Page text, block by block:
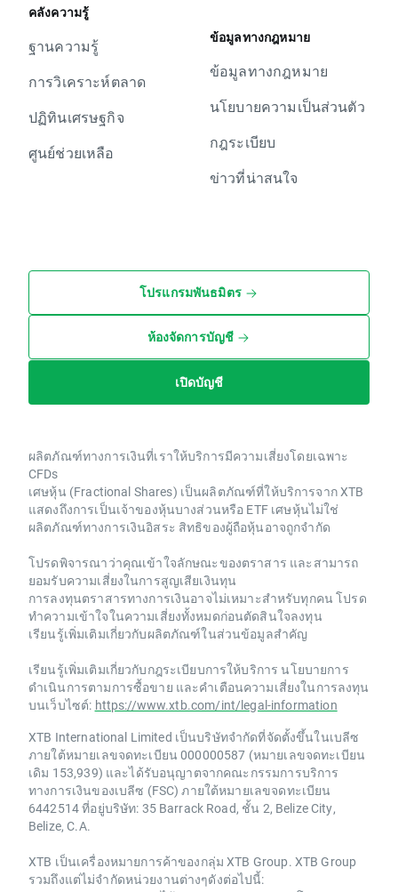
คลังความรู้
ฐานความรู้
การวิเคราะห์ตลาด
ปฏิทินเศรษฐกิจ
ศูนย์ช่วยเหลือ
ข้อมูลทางกฎหมาย
ข้อมูลทางกฎหมาย
นโยบายความเป็นส่วนตัว
กฎระเบียบ
ข่าวที่น่าสนใจ
โปรแกรมพันธมิตร
ห้องจัดการบัญชี
เปิดบัญชี
ผลิตภัณฑ์ทางการเงินที่เราให้บริการมีความเสี่ยงโดยเฉพาะ
CFDs
เศษหุ้น (Fractional Shares) เป็นผลิตภัณฑ์ที่ให้บริการจาก XTB
แสดงถึงการเป็นเจ้าของหุ้นบางส่วนหรือ ETF เศษหุ้นไม่ใช่
ผลิตภัณฑ์ทางการเงินอิสระ สิทธิของผู้ถือหุ้นอาจถูกจำกัด
โปรดพิจารณาว่าคุณเข้าใจลักษณะของตราสาร และสามารถ
ยอมรับความเสี่ยงในการสูญเสียเงินทุน
การลงทุนตราสารทางการเงินอาจไม่เหมาะสำหรับทุกคน โปรด
ทำความเข้าใจในความเสี่ยงทั้งหมดก่อนตัดสินใจลงทุน
เรียนรู้เพิ่มเติมเกี่ยวกับผลิตภัณฑ์ในส่วนข้อมูลสำคัญ
เรียนรู้เพิ่มเติมเกี่ยวกับกฎระเบียบการให้บริการ นโยบายการ
ดำเนินการตามการซื้อขาย และคำเตือนความเสี่ยงในการลงทุน
บนเว็บไซต์: https://www.xtb.com/int/legal-information
XTB International Limited เป็นบริษัทจำกัดที่จัดตั้งขึ้นในเบลีซ
ภายใต้หมายเลขจดทะเบียน 000000587 (หมายเลขจดทะเบียน
เดิม 153,939) และได้รับอนุญาตจากคณะกรรมการบริการ
ทางการเงินของเบลีซ (FSC) ภายใต้หมายเลขจดทะเบียน
6442514 ที่อยู่บริษัท: 35 Barrack Road, ชั้น 2, Belize City,
Belize, C.A.
XTB เป็นเครื่องหมายการค้าของกลุ่ม XTB Group. XTB Group
รวมถึงแต่ไม่จำกัดหน่วยงานต่างๆดังต่อไปนี้: